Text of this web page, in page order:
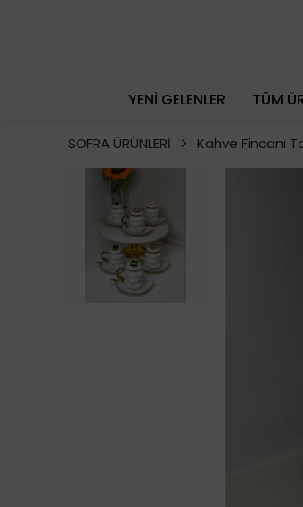
YENİ GELENLER TÜM
SOFRA ÜRÜNLERİ Kahve Fincanı